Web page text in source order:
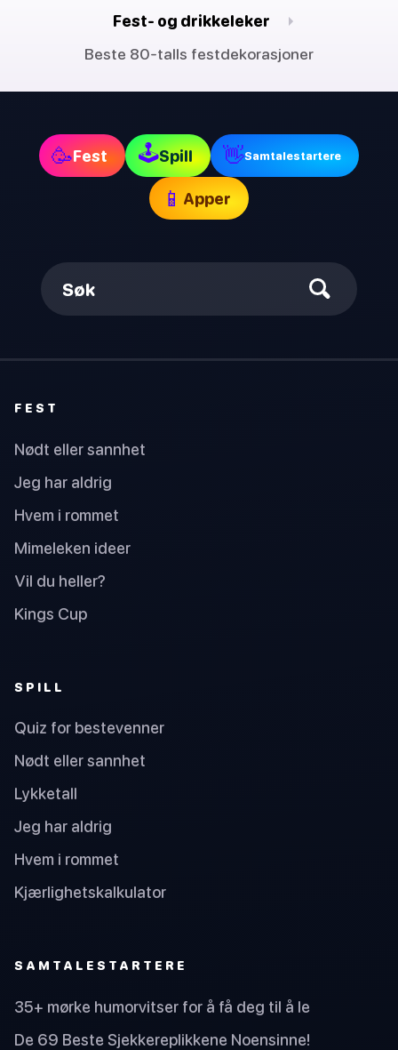
Fest- og drikkeleker
Beste 80-talls festdekorasjoner
🥳Fest 🕹Spill 👋Samtalestartere
📱 Apper
Søk
FEST
Nødt eller sannhet
Jeg har aldrig
Hvem i rommet
Mimeleken ideer
Vil du heller?
Kings Cup
SPILL
Quiz for bestevenner
Nødt eller sannhet
Lykketall
Jeg har aldrig
Hvem i rommet
Kjærlighetskalkulator
SAMTALESTARTERE
35+ mørke humorvitser for å få deg til å le
De 69 Beste Sjekkereplikkene Noensinne!